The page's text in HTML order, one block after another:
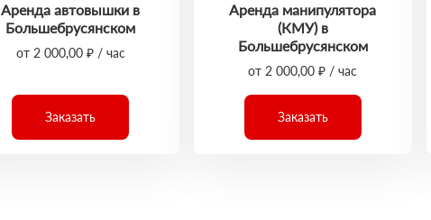
Аренда автовышки в
Большебрусянском
от 2 000,00 ₽ / час
Заказать
Аренда манипулятора
(КМУ) в
Большебрусянском
от 2 000,00 ₽ / час
Заказать